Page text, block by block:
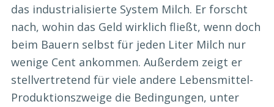
das industrialisierte System Milch. Er forscht
nach, wohin das Geld wirklich fließt, wenn doch
beim Bauern selbst für jeden Liter Milch nur
wenige Cent ankommen. Außerdem zeigt er
stellvertretend für viele andere Lebensmittel-
Produktionszweige die Bedingungen, unter